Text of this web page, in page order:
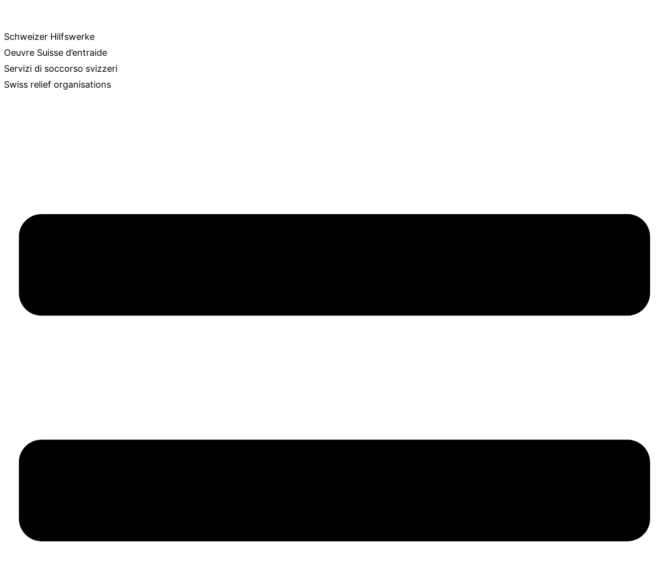
springen
Schweizer Hilfswerke
Oeuvre Suisse d’entraide
Servizi di soccorso svizzeri
Swiss relief organisations